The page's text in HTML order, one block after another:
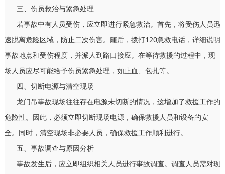
三、伤员救治与紧急处理
若事故中有人员受伤，应立即进行紧急救治。首先，将受伤人员迅
速脱离危险区域，防止二次伤害。随后，拨打120急救电话，详细说明
事故地点和受伤程度，并派人到路口接应。在等待救援的过程中，现
场人员应尽可能给予伤员紧急处理，如止血、包扎等。
四、切断电源与清空现场
龙门吊事故现场往往存在电源未切断的情况，这增加了救援工作的
危险性。因此，必须立即切断现场电源，确保救援人员和设备的安
全。同时，清空现场非必要人员，确保救援工作顺利进行。
五、事故调查与原因分析
事故发生后，应立即组织相关人员进行事故调查。调查人员需对现